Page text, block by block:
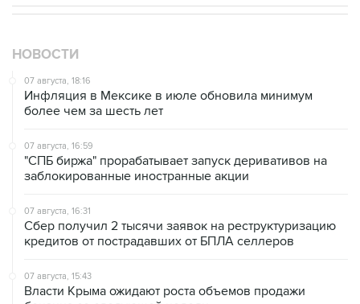
07 августа, 18:16
Инфляция в Мексике в июле обновила минимум
более чем за шесть лет
07 августа, 16:59
заблокированные иностранные акции
07 августа, 16:31
кредитов от пострадавших от БПЛА селлеров
07 августа, 15:43
бензина со следующей недели